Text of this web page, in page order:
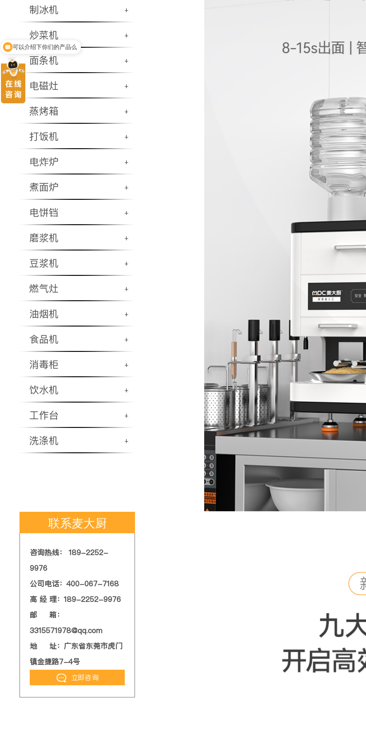
制冰机 +
炒菜机 +
面条机 +
电磁灶 +
蒸烤箱 +
打饭机 +
电炸炉 +
煮面炉 +
电饼铛 +
磨浆机 +
豆浆机 +
燃气灶 +
油烟机 +
食品机 +
消毒柜 +
饮水机 +
工作台 +
洗涤机 +
联系麦大厨
咨询热线： 189-2252-
9976
公司电话：400-067-7168
高 经 理：189-2252-9976
邮 箱：
3315571978@qq.com
地 址：广东省东莞市虎门
镇金捷路7-4号
立即咨询
可以介绍下你们的产品么
你们有哪些商厨产品呢